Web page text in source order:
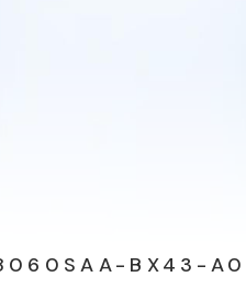
BX43-A0